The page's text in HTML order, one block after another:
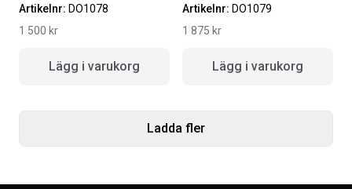
Artikelnr: DO1078
1 500 kr
Lägg i varukorg
Artikelnr: DO1079
1 875 kr
Lägg i varukorg
Ladda fler